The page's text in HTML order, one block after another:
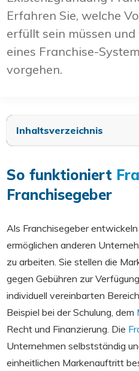
Erfahren Sie, welche
erfüllt sein müssen
eines Franchise-
vorgehen.
Inhaltsverzeichnis
So funktioniert
Franchisegeber
Als Franchisegeber
ermöglichen anderen
zu arbeiten. Sie stellen die
gegen Gebühren zur
individuell vereinbarten
Beispiel bei der Schulung, dem
Recht und Finanzierung. Die
Unternehmen selbstständig
einheitlichen Markenauftritt